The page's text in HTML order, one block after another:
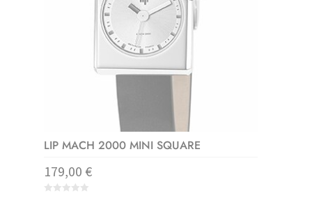
LIP MACH 2000 MINI SQUARE
179,00 €